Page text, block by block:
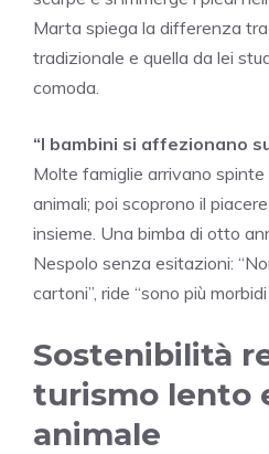
Marta spiega la differenza
tradizionale e quella da lei
comoda.
“I bambini si affezionano
Molte famiglie arrivano spinte
animali; poi scoprono il
insieme. Una bimba di otto
Nespolo senza esitazioni:
cartoni”, ride “sono più
Sostenibilità
turismo lento
animale